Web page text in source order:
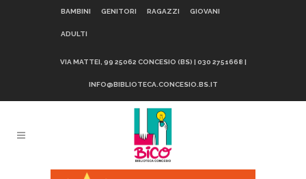
BAMBINI GENITORI RAGAZZI GIOVANI
ADULTI
VIA MATTEI, 99 25062 CONCESIO (BS) | 030 2751668 |
INFO@BIBLIOTECA.CONCESIO.BS.IT